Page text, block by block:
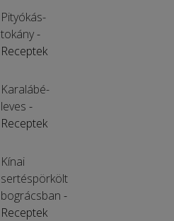
Pityókás-
tokány-
Receptek
Karalábé-
leves -
Receptek
Kínai
sertéspörkölt
bográcsban -
Receptek